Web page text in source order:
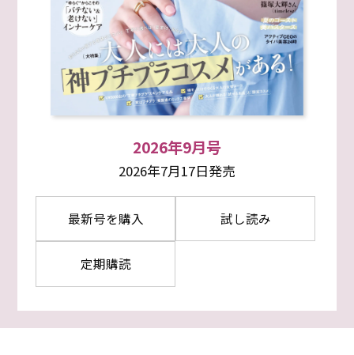
2026年9月号
2026年7月17日発売
最新号を購入 試し読み
定期購読